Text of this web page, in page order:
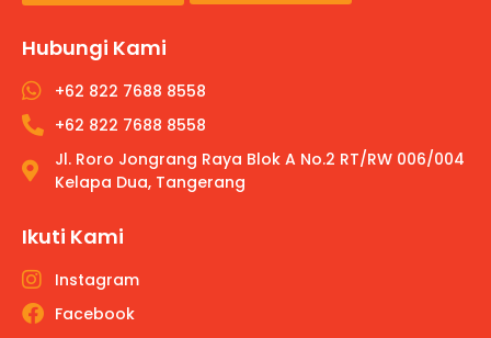
Hubungi Kami
+62 822 7688 8558
+62 822 7688 8558
Jl. Roro Jongrang Raya Blok A No.2 RT/RW 006/004
Kelapa Dua, Tangerang
Ikuti Kami
Instagram
Facebook